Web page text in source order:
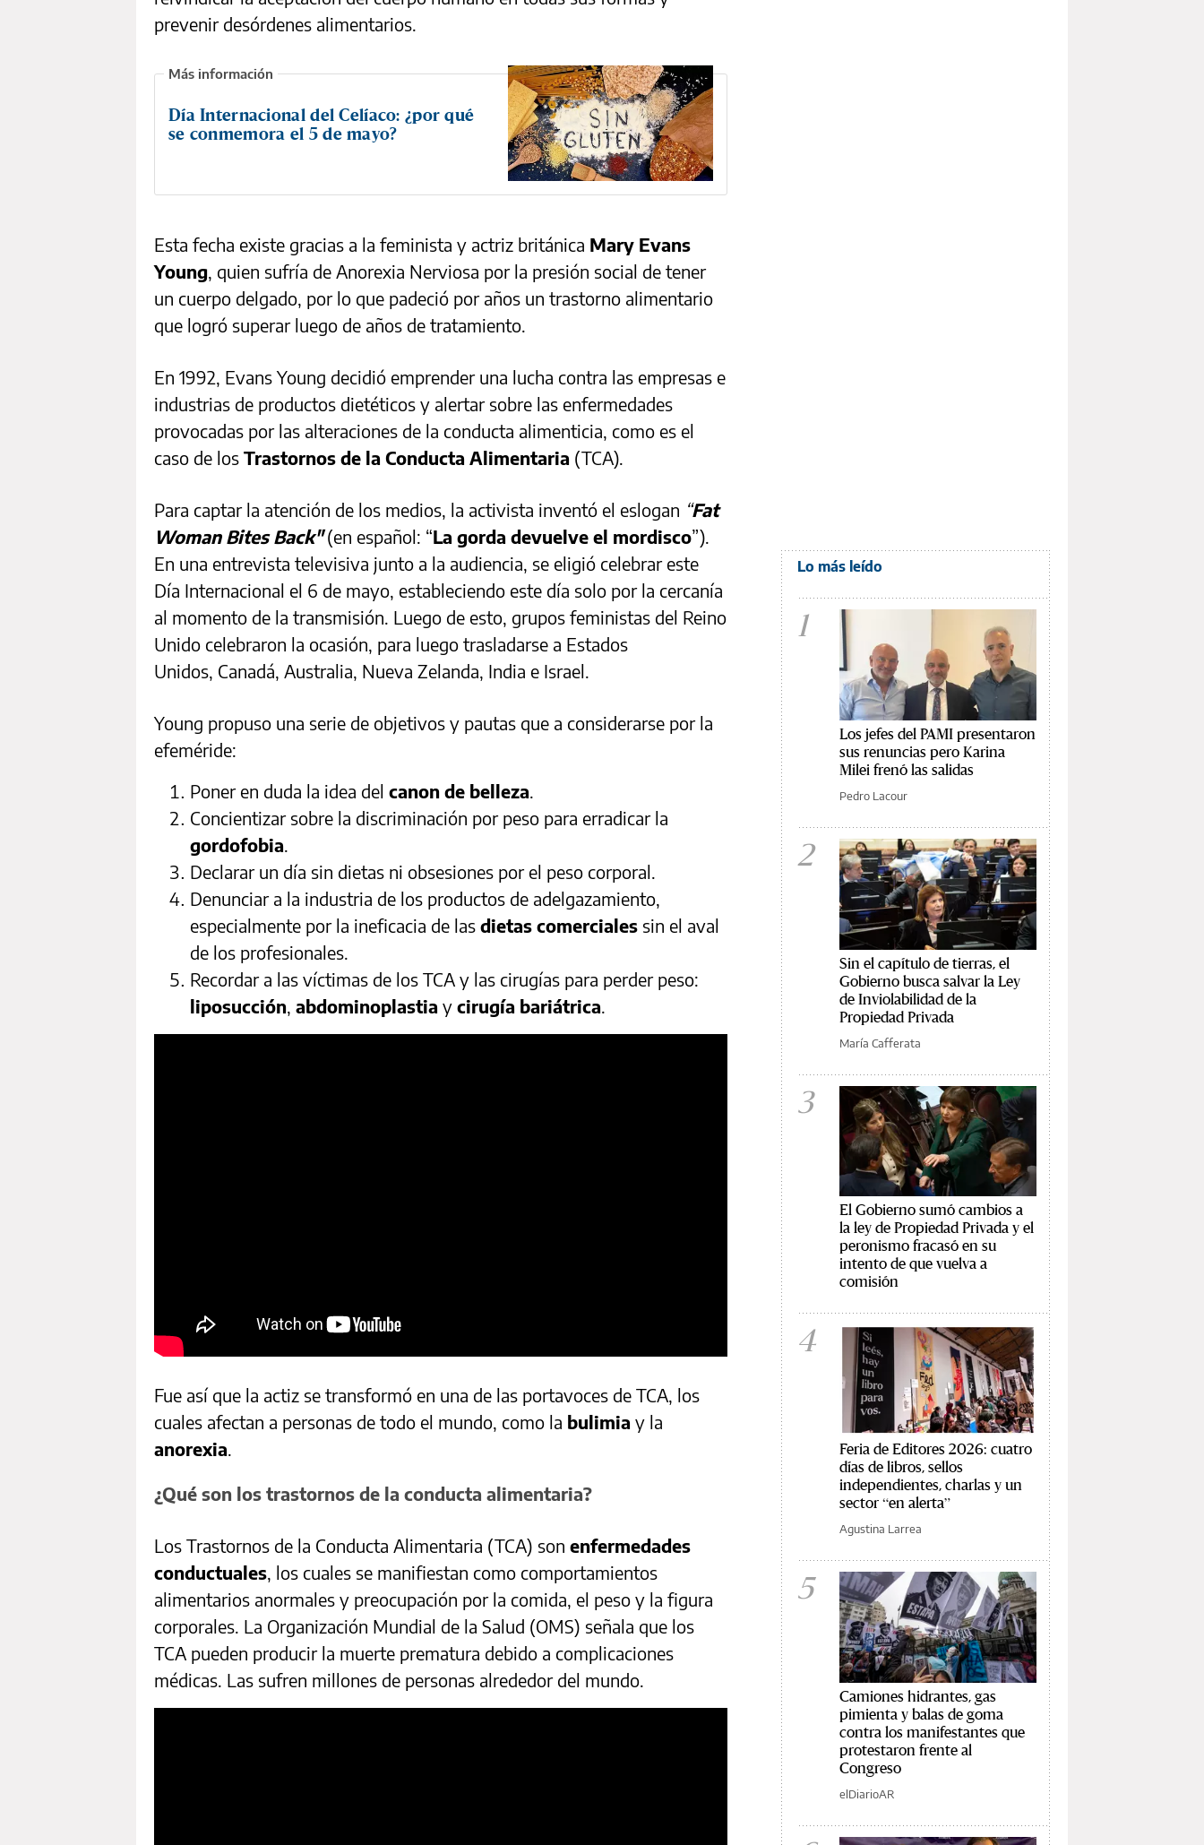
prevenir desórdenes alimentarios.
Día Internacional del Celíaco: ¿por qué
se conmemora el 5 de mayo?
Esta fecha existe gracias a la feminista y actriz británica Mary Evans
Young, quien sufría de Anorexia Nerviosa por la presión social de tener
un cuerpo delgado, por lo que padeció por años un trastorno alimentario
que logró superar luego de años de tratamiento.
En 1992, Evans Young decidió emprender una lucha contra las empresas e
industrias de productos dietéticos y alertar sobre las enfermedades
provocadas por las alteraciones de la conducta alimenticia, como es el
caso de los Trastornos de la Conducta Alimentaria (TCA).
Para captar la atención de los medios, la activista inventó el eslogan “Fat
Woman Bites Back"(en español: “La gorda devuelve el mordisco”).
En una entrevista televisiva junto a la audiencia, se eligió celebrar este
Día Internacional el 6 de mayo, estableciendo este día solo por la cercanía
al momento de la transmisión. Luego de esto, grupos feministas del Reino
Unido celebraron la ocasión, para luego trasladarse a Estados
Unidos, Canadá, Australia, Nueva Zelanda, India e Israel.
Young propuso una serie de objetivos y pautas que a considerarse por la
efeméride:
Poner en duda la idea del canon de belleza.
Concientizar sobre la discriminación por peso para erradicar la
gordofobia.
Declarar un día sin dietas ni obsesiones por el peso corporal.
Denunciar a la industria de los productos de adelgazamiento,
especialmente por la ineficacia de las dietas comerciales sin el aval
de los profesionales.
Recordar a las víctimas de los TCA y las cirugías para perder peso:
liposucción, abdominoplastia y cirugía bariátrica.
Fue así que la actiz se transformó en una de las portavoces de TCA, los
cuales afectan a personas de todo el mundo, como la bulimia y la
anorexia.
¿Qué son los trastornos de la conducta alimentaria?
Los Trastornos de la Conducta Alimentaria (TCA) son enfermedades
conductuales, los cuales se manifiestan como comportamientos
alimentarios anormales y preocupación por la comida, el peso y la figura
corporales. La Organización Mundial de la Salud (OMS) señala que los
TCA pueden producir la muerte prematura debido a complicaciones
médicas. Las sufren millones de personas alrededor del mundo.
Lo más leído
1
Los jefes del PAMI presentaron
sus renuncias pero Karina
Milei frenó las salidas
Pedro Lacour
2
Sin el capítulo de tierras, el
Gobierno busca salvar la Ley
de Inviolabilidad de la
Propiedad Privada
María Cafferata
3
El Gobierno sumó cambios a
la ley de Propiedad Privada y el
peronismo fracasó en su
intento de que vuelva a
comisión
4
Feria de Editores 2026: cuatro
días de libros, sellos
independientes, charlas y un
sector “en alerta”
Agustina Larrea
5
Camiones hidrantes, gas
pimienta y balas de goma
contra los manifestantes que
protestaron frente al
Congreso
elDiarioAR